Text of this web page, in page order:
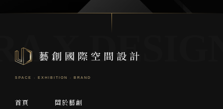
首頁 關於藝創